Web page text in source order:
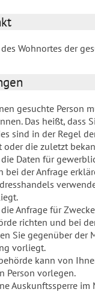
Wohnortes der
gesuchte Person
Das heißt, dass
sind in der Regel
oder die zuletzt
Daten für
bei der Anfrage
Anfrage für
richten und bei
Sie gegenüber der
vorliegt.
kann von
Person vorlegen.
Auskunftssperre